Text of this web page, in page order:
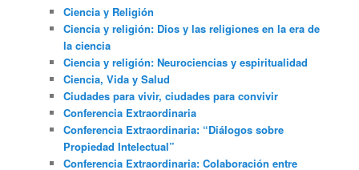
Ciencia y Religión
Ciencia y religión: Dios y las religiones en la era de
la ciencia
Ciencia y religión: Neurociencias y espiritualidad
Ciencia, Vida y Salud
Ciudades para vivir, ciudades para convivir
Conferencia Extraordinaria
Conferencia Extraordinaria: “Diálogos sobre
Propiedad Intelectual”
Conferencia Extraordinaria: Colaboración entre